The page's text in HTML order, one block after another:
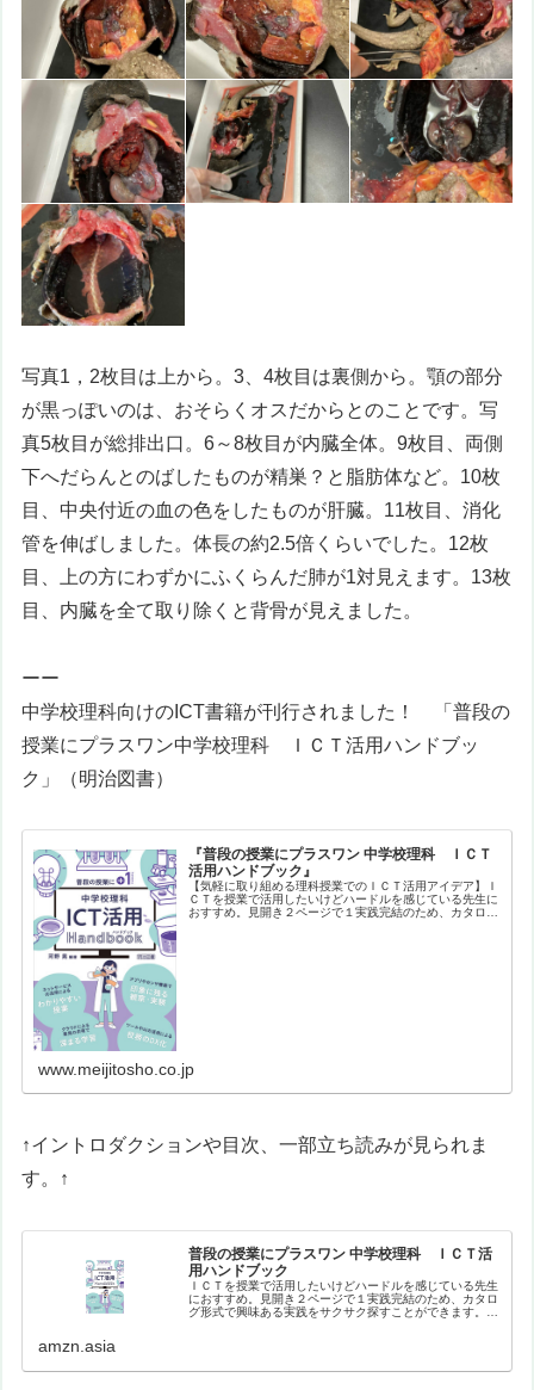
写真1，2枚目は上から。3、4枚目は裏側から。顎の部分
が黒っぽいのは、おそらくオスだからとのことです。写
真5枚目が総排出口。6～8枚目が内臓全体。9枚目、両側
下へだらんとのばしたものが精巣？と脂肪体など。10枚
目、中央付近の血の色をしたものが肝臓。11枚目、消化
管を伸ばしました。体長の約2.5倍くらいでした。12枚
目、上の方にわずかにふくらんだ肺が1対見えます。13枚
目、内臓を全て取り除くと背骨が見えました。
ーー
中学校理科向けのICT書籍が刊行されました！ 「普段の
授業にプラスワン中学校理科 ＩＣＴ活用ハンドブッ
ク 」（明治図書）
『普段の授業にプラスワン 中学校理科 ＩＣＴ
活用ハンドブック』
【気軽に取り組める理科授業でのＩＣＴ活用アイデア】Ｉ
ＣＴを授業で活用したいけどハードルを感じている先生に
おすすめ。見開き２ページで１実践完結のため、カタログ
www.meijitosho.co.jp
↑イントロダクションや目次、一部立ち読みが見られま
す。↑
普段の授業にプラスワン 中学校理科 ＩＣＴ活
用ハンドブック
ＩＣＴを授業で活用したいけどハードルを感じている先生
におすすめ。見開き２ページで１実践完結のため、カタロ
グ形式で興味ある実践をサクサク探すことができます。バ
amzn.asia